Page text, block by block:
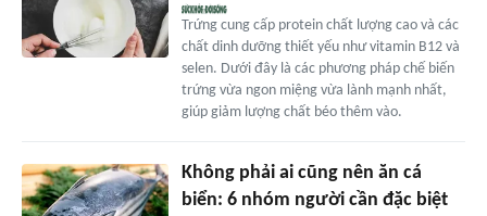
Trứng cung cấp protein chất lượng cao và các
chất dinh dưỡng thiết yếu như vitamin B12 và
selen. Dưới đây là các phương pháp chế biến
trứng vừa ngon miệng vừa lành mạnh nhất,
giúp giảm lượng chất béo thêm vào.
Không phải ai cũng nên ăn cá
biển: 6 nhóm người cần đặc biệt